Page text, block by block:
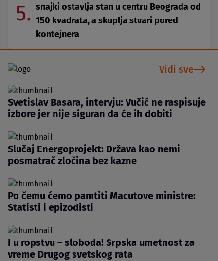
5. snajki ostavlja stan u centru Beograda od
150 kvadrata, a skuplja stvari pored
kontejnera
Vidi sve
Svetislav Basara, intervju: Vučić ne raspisuje
izbore jer nije siguran da će ih dobiti
Slučaj Energoprojekt: Država kao nemi
posmatrač zločina bez kazne
Po čemu ćemo pamtiti Macutove ministre:
Statisti i epizodisti
I u ropstvu – sloboda! Srpska umetnost za
vreme Drugog svetskog rata